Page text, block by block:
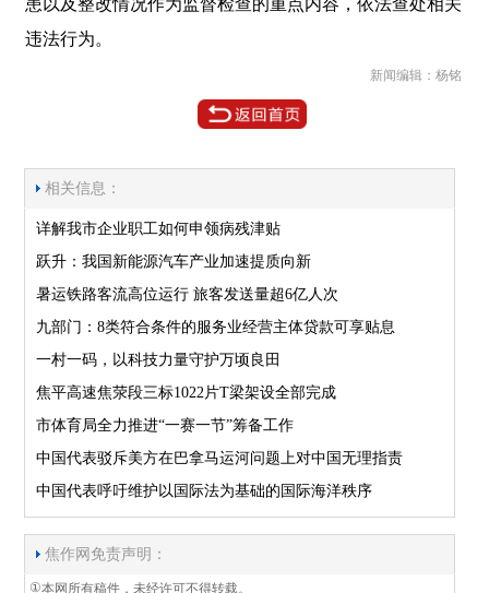
患以及整改情况作为监督检查的重点内容，依法查处相关
违法行为。
新闻编辑：杨铭
相关信息：
详解我市企业职工如何申领病残津贴
跃升：我国新能源汽车产业加速提质向新
暑运铁路客流高位运行 旅客发送量超6亿人次
九部门：8类符合条件的服务业经营主体贷款可享贴息
一村一码，以科技力量守护万顷良田
焦平高速焦荥段三标1022片T梁架设全部完成
市体育局全力推进“一赛一节”筹备工作
中国代表驳斥美方在巴拿马运河问题上对中国无理指责
中国代表呼吁维护以国际法为基础的国际海洋秩序
焦作网免责声明：
①本网所有稿件，未经许可不得转载。